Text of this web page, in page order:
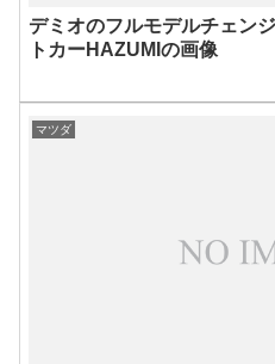
デミオのフルモデルチェン
トカーHAZUMIの画像
マツダ